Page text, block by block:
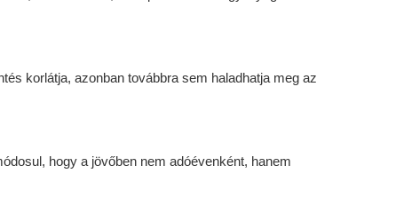
korlátja, azonban továbbra sem haladhatja meg az
hogy a jövőben nem adóévenként, hanem